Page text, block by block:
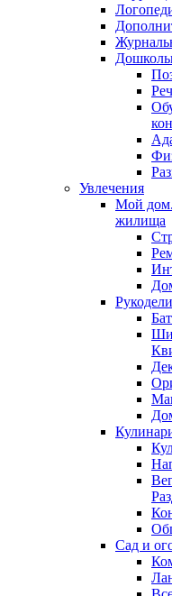
Увлечения
Мой дом.
жилища
Сад и